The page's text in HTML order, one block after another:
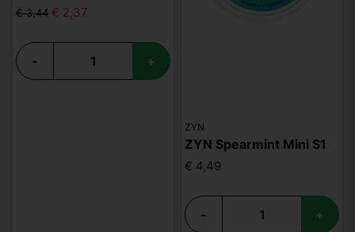
€ 3,44 € 2,37
- +
ZYN
ZYN Spearmint Mini S1
€ 4,49
- +